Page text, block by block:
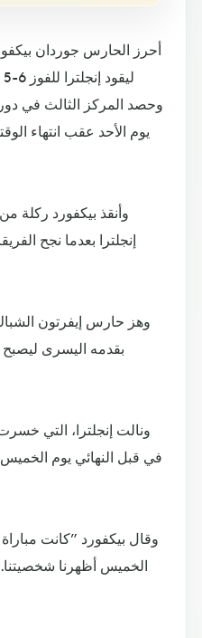
أحرز الحارس جوردان
وحصد المركز الثالث في
يوم الأحد عقب انتهاء
وأنقذ بيكفورد
إنجلترا بعدما نجح
وهز حارس إيفرتون
بقدمه اليسرى
ونالت إنجلترا، التي
في قبل النهائي يوم
الخميس أظهرنا